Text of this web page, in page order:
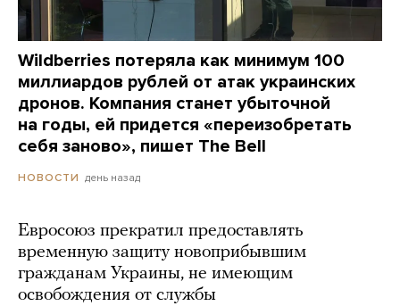
Wildberries потеряла как минимум 100
миллиардов рублей от атак украинских
дронов. Компания станет убыточной
на годы, ей придется «переизобретать
себя заново», пишет The Bell
НОВОСТИ день назад
Евросоюз прекратил предоставлять
временную защиту новоприбывшим
гражданам Украины, не имеющим
освобождения от службы